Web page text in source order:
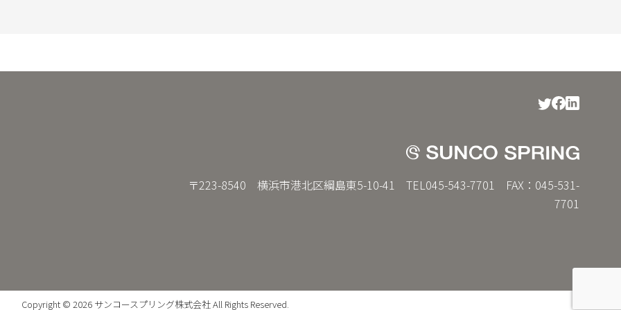
〒223-8540 横浜市港北区綱島東5-10-41 TEL045-543-7701 FAX：045-531-
7701
Copyright © 2026 サンコースプリング株式会社All Rights Reserved.